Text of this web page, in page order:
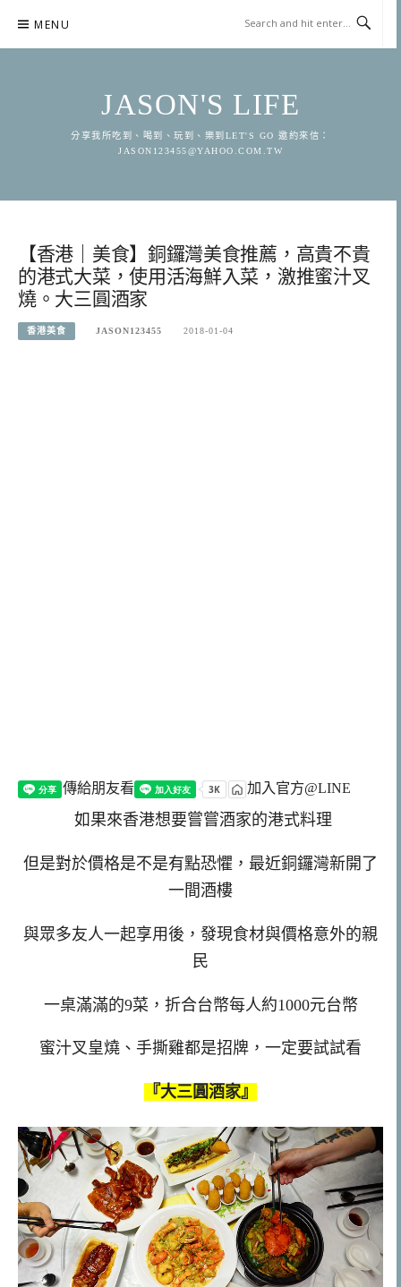
content
MENU
JASON'S LIFE
分享我所吃到、喝到、玩到、樂到LET'S GO 邀約來信：
JASON123455@YAHOO.COM.TW
【香港｜美食】銅鑼灣美食推薦，高貴不貴
的港式大菜，使用活海鮮入菜，激推蜜汁叉
燒。大三圓酒家
香港美食 JASON123455 2018-01-04
傳給朋友看 加入官方@LINE
如果來香港想要嘗嘗酒家的港式料理
但是對於價格是不是有點恐懼，最近銅鑼灣新開了
一間酒樓
與眾多友人一起享用後，發現食材與價格意外的親
民
一桌滿滿的9菜，折合台幣每人約1000元台幣
蜜汁叉皇燒、手撕雞都是招牌，一定要試試看
『大三圓酒家』